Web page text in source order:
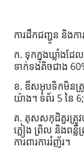
ការដឹកជញ្ជូន និងក
ក. ទុកក្នុងឃ្លាំងដ
ទាក់ទងតិចជាង
ខ. ឌីសអុបទិកមិនត្រូវ
យ៉ាង។ ទំព័រ 5 នៃ 6;
គ. តុសសកុដិគួរត្រូវ
ភ្លៀង ព្រិល និងពន្លឺ
ការពារការរំញ័រ។